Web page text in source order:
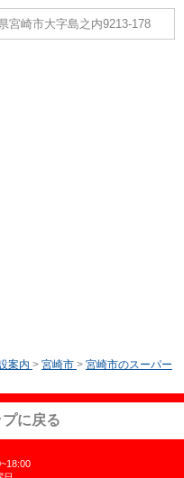
宮崎市大字島之内9213-178
案内 > 宮崎市 > 宮崎市のスーパー
に戻る